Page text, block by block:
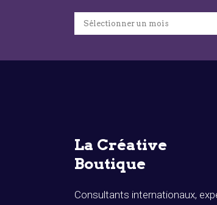
Archives
La Créative
Boutique
Consultants internationaux,